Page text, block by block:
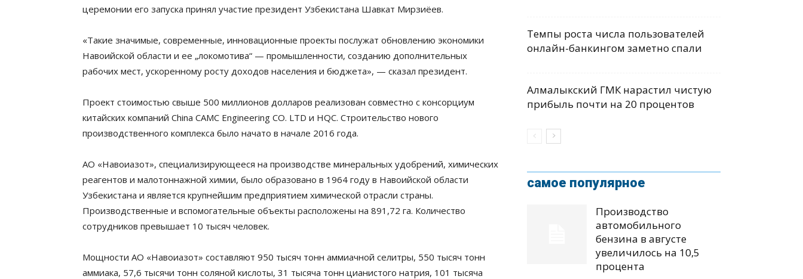
церемонии его запуска принял участие президент Узбекистана Шавкат Мирзиёев.
«Такие значимые, современные, инновационные проекты послужат обновлению экономики
Навоийской области и ее „локомотива“ — промышленности, созданию дополнительных
рабочих мест, ускоренному росту доходов населения и бюджета», — сказал президент.
Проект стоимостью свыше 500 миллионов долларов реализован совместно с консорциум
китайских компаний China CAMC Engineering CO. LTD и HQC. Строительство нового
производственного комплекса было начато в начале 2016 года.
АО «Навоиазот», специализирующееся на производстве минеральных удобрений, химических
реагентов и малотоннажной химии, было образовано в 1964 году в Навоийской области
Узбекистана и является крупнейшим предприятием химической отрасли страны.
Производственные и вспомогательные объекты расположены на 891,72 га. Количество
сотрудников превышает 10 тысяч человек.
Мощности АО «Навоиазот» составляют 950 тысяч тонн аммиачной селитры, 550 тысяч тонн
аммиака, 57,6 тысячи тонн соляной кислоты, 31 тысяча тонн цианистого натрия, 101 тысяча
Темпы роста числа пользователей
онлайн-банкингом заметно спали
Алмалыкский ГМК нарастил чистую
прибыль почти на 20 процентов
самое популярное
Производство
автомобильного
бензина в августе
увеличилось на 10,5
процента